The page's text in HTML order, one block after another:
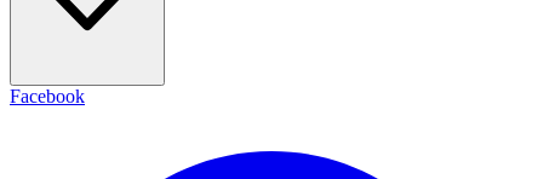
Facebook